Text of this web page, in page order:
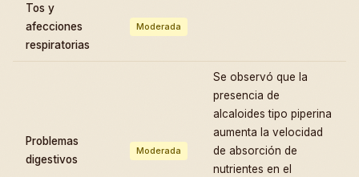
Tos y
afecciones
respiratorias
Moderada
Problemas
digestivos
Moderada
Se observó que la
presencia de
alcaloides tipo piperina
aumenta la velocidad
de absorción de
nutrientes en el